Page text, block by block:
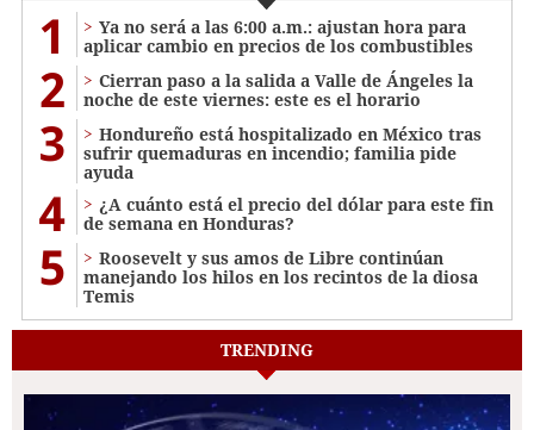
1
Ya no será a las 6:00 a.m.: ajustan hora para
aplicar cambio en precios de los combustibles
2
Cierran paso a la salida a Valle de Ángeles la
noche de este viernes: este es el horario
3
Hondureño está hospitalizado en México tras
sufrir quemaduras en incendio; familia pide
ayuda
4
¿A cuánto está el precio del dólar para este fin
de semana en Honduras?
5
Roosevelt y sus amos de Libre continúan
manejando los hilos en los recintos de la diosa
Temis
TRENDING